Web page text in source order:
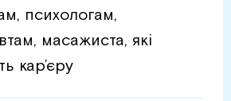
психологам,
масажиста, які
кар’єру